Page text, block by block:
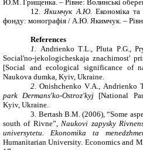
Ю.М. Грищенка. – Рівне: Волинські
12.
Якимчук А.Ю. Економіка та
фонду: монографія / А.Ю. Якимчук. –
References
1.
Andrienko T. L. , Pluta P. G. ,
Social'no-jekologicheskaja znachimost'
[Social and ecological significance of
Naukova dumka, Kyiv, Ukraine.
2. Onishchenko V A , Andrienko
park Dermans'ko-Ostroz'kyj [National
Kyiv, Ukraine.
3. Bertash B M . (2006), “Some
south of Rivne”, Naukovi zapysky
universytetu. Ekonomika ta
Humanitarian University. Economics and